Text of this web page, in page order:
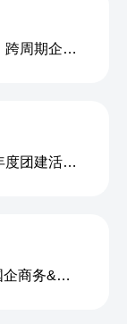
向内扎根，向新生长｜"跨境・跨界・跨周期企业内生力沙龙"成功举办
同心筑梦，至诚赋能 | SIBCO 2026年度团建活动圆满收官
积极履职显担当 聚力赋能新发展｜国企商务&中企人力出席上海现代服务业联合会第五届会员大会第三次会议暨2026服务业高质量发展大会